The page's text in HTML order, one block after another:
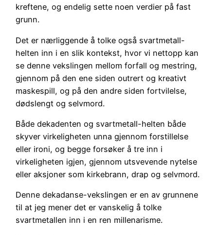
kreftene, og endelig sette noen verdier på fast
grunn.
Det er nærliggende å tolke også svartmetall-
helten inn i en slik kontekst, hvor vi nettopp kan
se denne vekslingen mellom forfall og mestring,
gjennom på den ene siden outrert og kreativt
maskespill, og på den andre siden fortvilelse,
dødslengt og selvmord.
Både dekadenten og svartmetall-helten både
skyver virkeligheten unna gjennom forstillelse
eller ironi, og begge forsøker å tre inn i
virkeligheten igjen, gjennom utsvevende nytelse
eller aksjoner som kirkebrann, drap og selvmord.
Denne dekadanse-vekslingen er en av grunnene
til at jeg mener det er vanskelig å tolke
svartmetallen inn i en ren millenarisme.